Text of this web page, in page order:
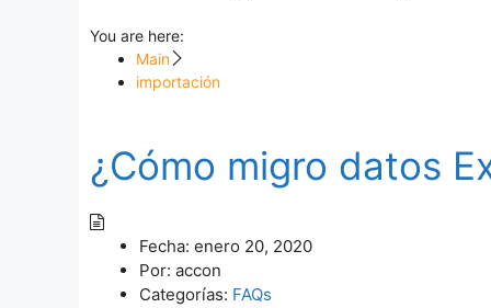
You are here:
Main
importación
¿Cómo migro datos
Fecha: enero 20, 2020
Por: accon
Categorías: FAQs